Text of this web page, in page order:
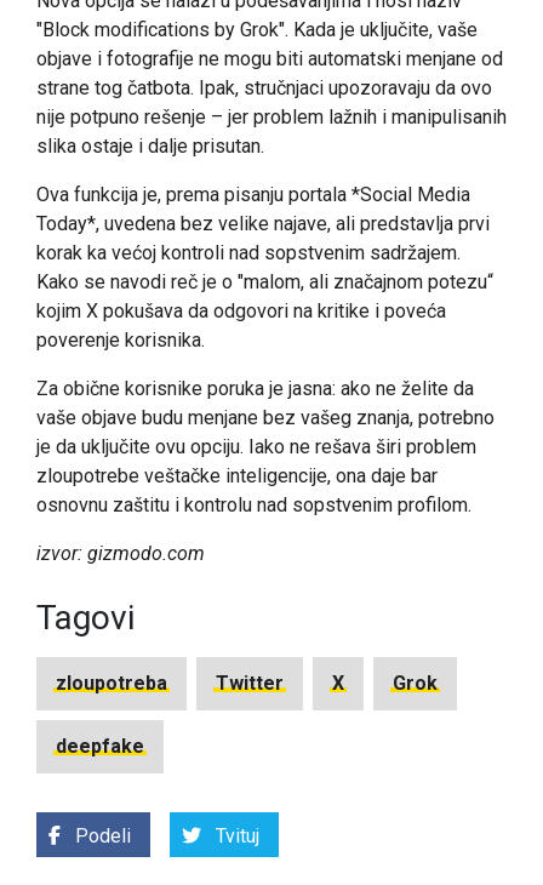
"Block modifications by Grok". Kada je uključite, vaše
objave i fotografije ne mogu biti automatski menjane od
strane tog čatbota. Ipak, stručnjaci upozoravaju da ovo
nije potpuno rešenje – jer problem lažnih i manipulisanih
slika ostaje i dalje prisutan.
Ova funkcija je, prema pisanju portala *Social Media
Today*, uvedena bez velike najave, ali predstavlja prvi
korak ka većoj kontroli nad sopstvenim sadržajem.
Kako se navodi reč je o "malom, ali značajnom potezu“
kojim X pokušava da odgovori na kritike i poveća
poverenje korisnika.
Za obične korisnike poruka je jasna: ako ne želite da
vaše objave budu menjane bez vašeg znanja, potrebno
je da uključite ovu opciju. Iako ne rešava širi problem
zloupotrebe veštačke inteligencije, ona daje bar
osnovnu zaštitu i kontrolu nad sopstvenim profilom.
izvor: gizmodo.com
Tagovi
zloupotreba Twitter X Grok
deepfake
Podeli Tvituj